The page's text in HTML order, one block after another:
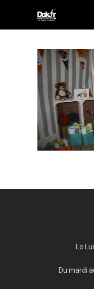
Le
Du mardi